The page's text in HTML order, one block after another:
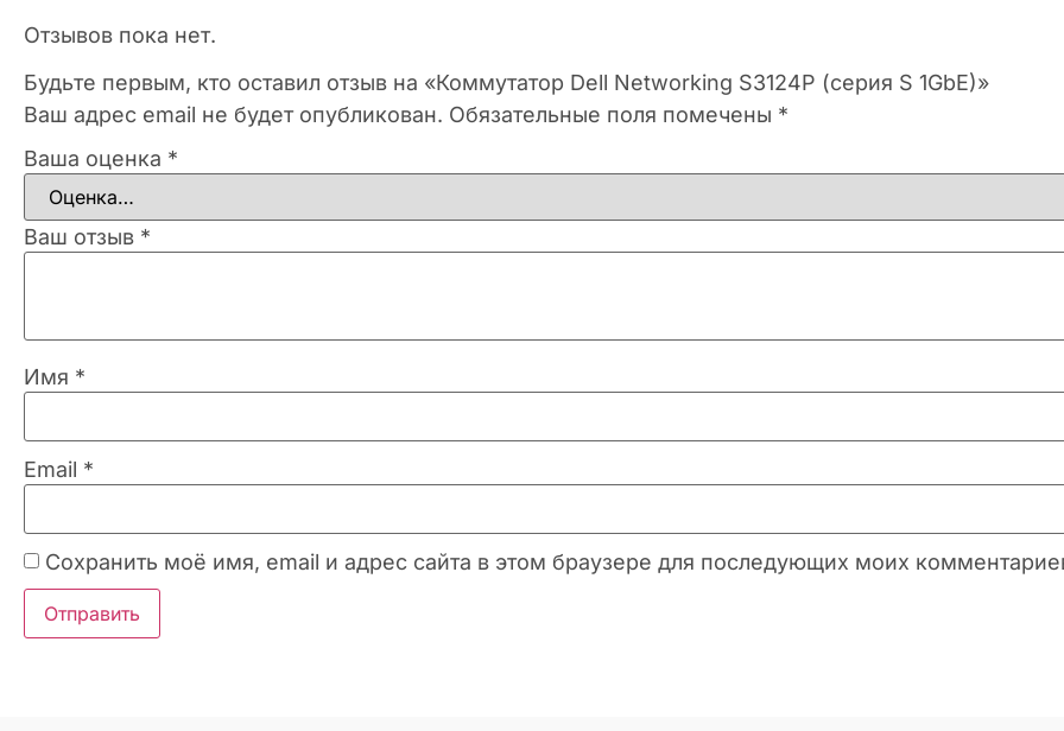
Отзывов пока нет.
Будьте первым, кто оставил отзыв на «Коммутатор Dell Networking S3124P (серия S 1GbE)»
Ваш адрес email не будет опубликован. Обязательные поля помечены *
Ваша оценка *
Ваш отзыв *
Имя *
Email *
Сохранить моё имя, email и адрес сайта в этом браузере для последующих моих